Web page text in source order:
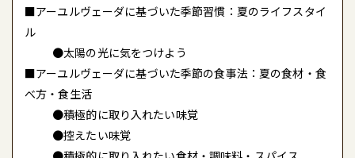
■アーユルヴェーダに基づいた季節習慣：夏のライフスタイ
ル
●太陽の光に気をつけよう
■アーユルヴェーダに基づいた季節の食事法：夏の食材・食
べ方・食生活
●積極的に取り入れたい味覚
●控えたい味覚